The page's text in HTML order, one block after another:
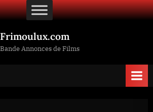
Frimoulux.com
Bande Annonces de Films